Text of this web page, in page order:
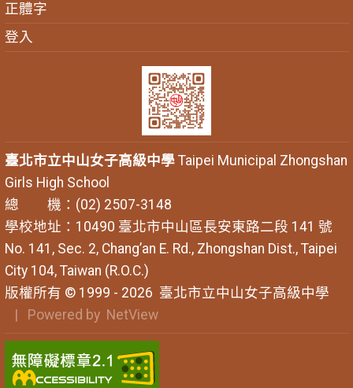
正體字
登入
臺北市立中山女子高級中學Taipei Municipal Zhongshan
Girls High School
總 機：(02) 2507-3148
學校地址：10490 臺北市中山區長安東路二段 141 號
No. 141, Sec. 2, Chang’an E. Rd., Zhongshan Dist., Taipei
City 104, Taiwan (R.O.C.)
版權所有 © 1999 - 2026 臺北市立中山女子高級中學
| Powered by NetView